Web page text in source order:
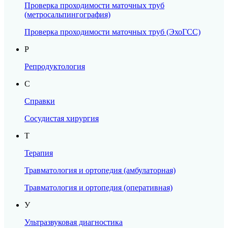
ЗАПИСЬ НА ПРИЁМ
ЧЕРЕЗ ЛИЧНЫЙ
КАБИНЕТ
Запись на консультации и диагностику
Проверка проходимости маточных труб
(метросальпингография)
Проверка проходимости маточных труб (ЭхоГСС)
Р
Репродуктология
С
Справки
Сосудистая хирургия
Т
Терапия
Травматология и ортопедия (амбулаторная)
Травматология и ортопедия (оперативная)
У
Ультразвуковая диагностика